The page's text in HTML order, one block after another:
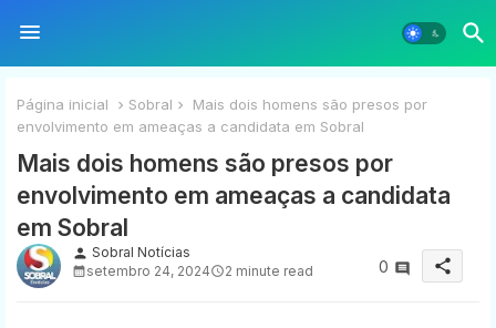
Página inicial Sobral
Mais dois homens são presos por
envolvimento em ameaças a candidata em Sobral
Mais dois homens são presos por
envolvimento em ameaças a candidata
em Sobral
person Sobral Notícias
setembro 24, 2024
2 minute read 0 share